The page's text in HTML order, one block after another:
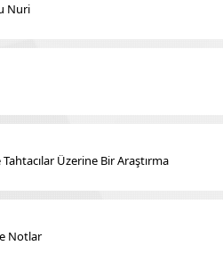
Nuri
Üzerine Bir Araştırma
Notlar